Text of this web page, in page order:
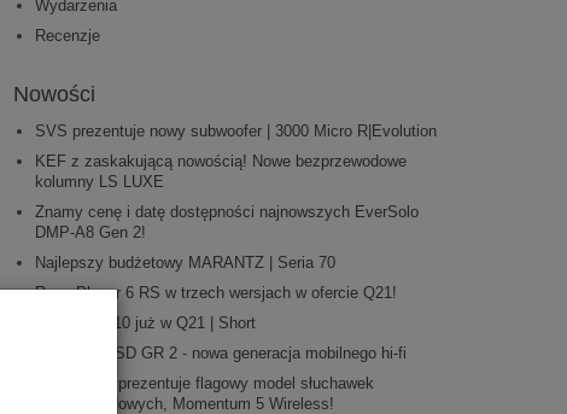
Wydarzenia
Recenzje
Nowości
SVS prezentuje nowy subwoofer | 3000 Micro R|Evolution
KEF z zaskakującą nowością! Nowe bezprzewodowe
kolumny LS LUXE
Znamy cenę i datę dostępności najnowszych EverSolo
DMP-A8 Gen 2!
Najlepszy budżetowy MARANTZ | Seria 70
Rega Planar 6 RS w trzech wersjach w ofercie Q21!
EverSolo T10 już w Q21 | Short
iFi Audio iDSD GR 2 - nowa generacja mobilnego hi-fi
Sennheiser prezentuje flagowy model słuchawek
bezprzewodowych, Momentum 5 Wireless!